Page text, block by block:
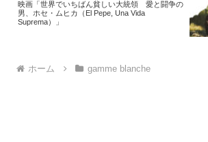
映画「世界でいちばん貧しい大統領 愛と闘争の
男、ホセ・ムヒカ（El Pepe, Una Vida
Suprema）」
ホーム gamme blanche